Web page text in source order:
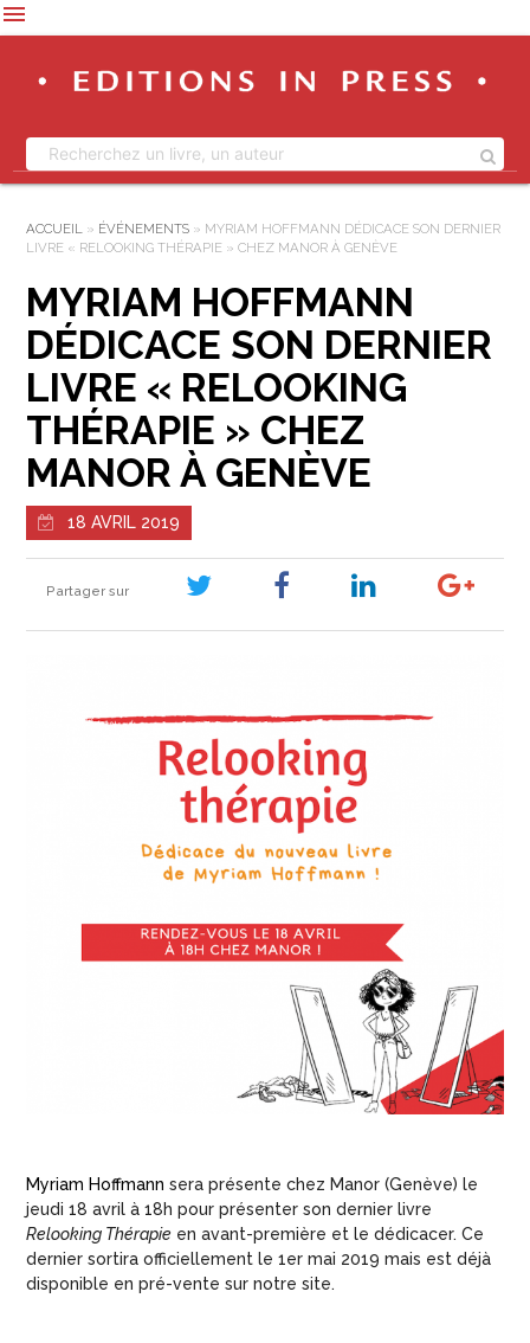
menu
ACCUEIL » ÉVÉNEMENTS» MYRIAM HOFFMANN DÉDICACE SON DERNIER
LIVRE « RELOOKING THÉRAPIE » CHEZ MANOR À GENÈVE
MYRIAM HOFFMANN
DÉDICACE SON DERNIER
LIVRE « RELOOKING
THÉRAPIE » CHEZ
MANOR À GENÈVE
18 AVRIL 2019
Partager sur
Myriam Hoffmann sera présente chez Manor (Genève) le
jeudi 18 avril à 18h pour présenter son dernier livre
Relooking Thérapieen avant-première et le dédicacer. Ce
dernier sortira officiellement le 1er mai 2019 mais est déjà
disponible en pré-vente sur notre site.